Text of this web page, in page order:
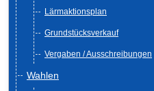
Lärmaktionsplan
Grundstücksverkauf
Vergaben / Ausschreibungen
Wahlen